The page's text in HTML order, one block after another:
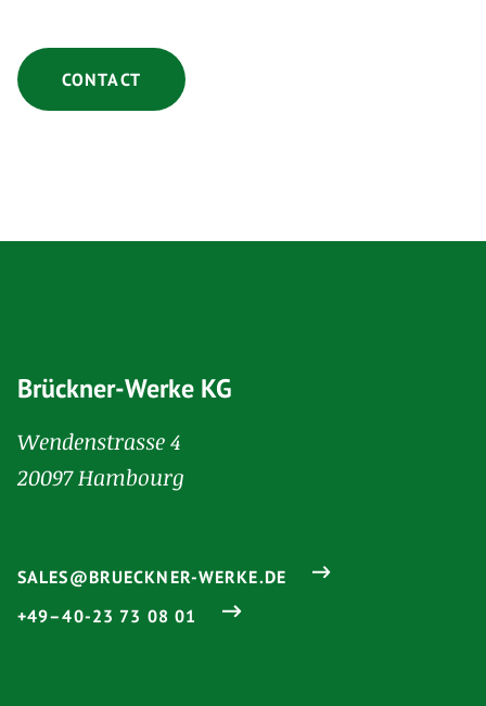
CONTACT
Brückner-Werke KG
Wendenstrasse 4
20097 Hambourg
SALES@BRUECKNER-WERKE.DE
+49–40-23 73 08 01